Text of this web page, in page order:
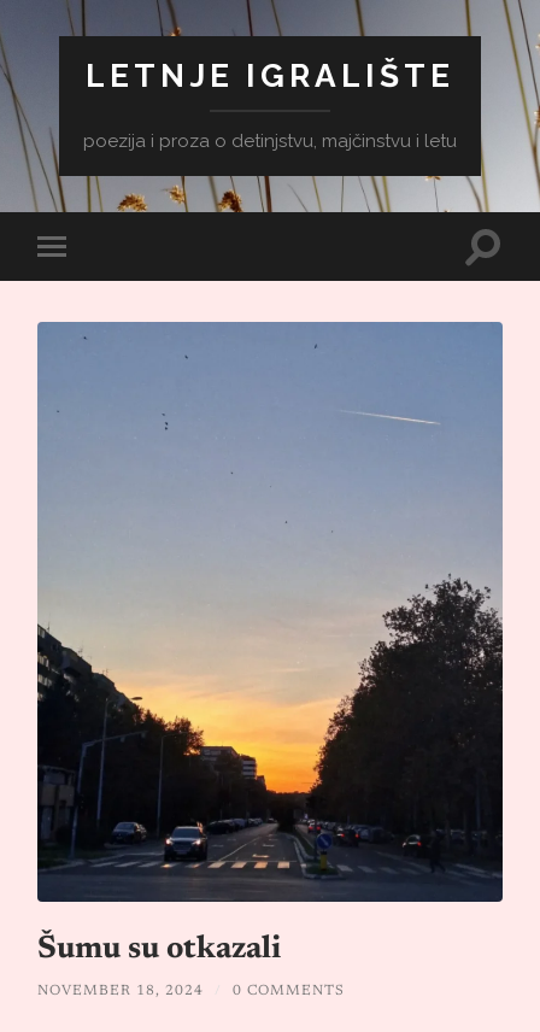
LETNJE IGRALIŠTE
poezija i proza o detinjstvu, majčinstvu i letu
mobile
Toggle
Šumu su otkazali
NOVEMBER 18, 2024 / 0 COMMENTS